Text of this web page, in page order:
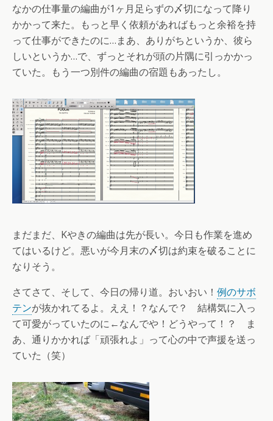
なかの仕事量の編曲が1ヶ月足らずの〆切になって降り
かかって来た。もっと早く依頼があればもっと余裕を持
って仕事ができたのに…まあ、ありがちというか、彼ら
しいというか…で、ずっとそれが頭の片隅に引っかかっ
ていた。もう一つ別件の編曲の宿題もあったし。
まだまだ、Kやきの編曲は先が長い。今日も作業を進め
てはいるけど。悪いが今月末の〆切は約束を破ることに
なりそう。
さてさて、そして、今日の帰り道。おいおい！ 例のサボ
テンが抜かれてるよ。ええ！？なんで？ 結構気に入っ
て可愛がっていたのに←なんでや！どうやって！？ ま
あ、通りかかれば「頑張れよ」って心の中で声援を送っ
ていた（笑）